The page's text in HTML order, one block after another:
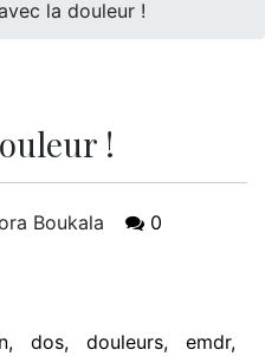
la douleur !
!
Boukala 0
dos douleurs
emdr